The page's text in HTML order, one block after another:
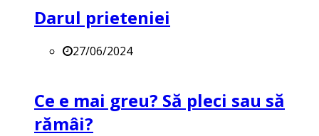
Darul prieteniei
27/06/2024
Ce e mai greu? Să pleci sau să
rămâi?